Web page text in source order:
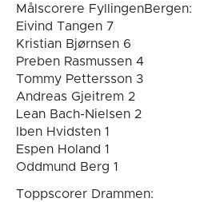
Målscorere FyllingenBergen:
Eivind Tangen 7
Kristian Bjørnsen 6
Preben Rasmussen 4
Tommy Pettersson 3
Andreas Gjeitrem 2
Lean Bach-Nielsen 2
Iben Hvidsten 1
Espen Holand 1
Oddmund Berg 1
Toppscorer Drammen: